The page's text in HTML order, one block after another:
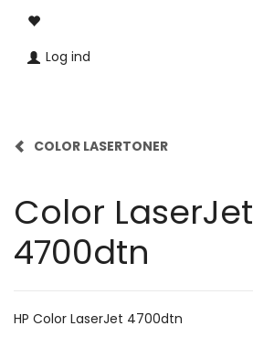
Log ind
COLOR LASERTONER
Color LaserJet
4700dtn
HP Color LaserJet 4700dtn